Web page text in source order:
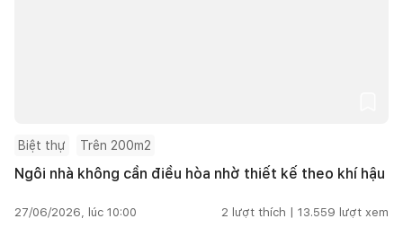
Biệt thự Trên 200m2
Ngôi nhà không cần điều hòa nhờ thiết kế theo khí hậu
27/06/2026, lúc 10:00 2 lượt thích | 13.559 lượt xem